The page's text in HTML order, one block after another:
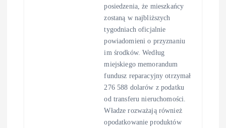
posiedzenia, że mieszkańcy
zostaną w najbliższych
tygodniach oficjalnie
powiadomieni o przyznaniu
im środków. Według
miejskiego memorandum
fundusz reparacyjny otrzymał
276 588 dolarów z podatku
od transferu nieruchomości.
Władze rozważają również
opodatkowanie produktów